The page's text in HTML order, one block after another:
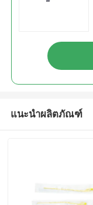
แนะนำผลิตภัณฑ์